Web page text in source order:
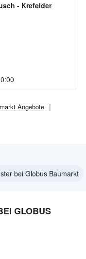
- Krefelder
Angebote
bei Globus Baumarkt
GLOBUS